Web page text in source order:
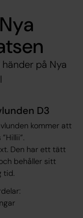
på Nya
D3
kommer att
Den har ett tätt
behåller sitt
tid.